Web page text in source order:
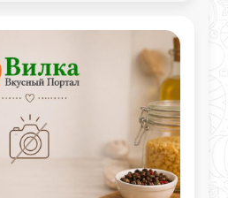
вкусовых